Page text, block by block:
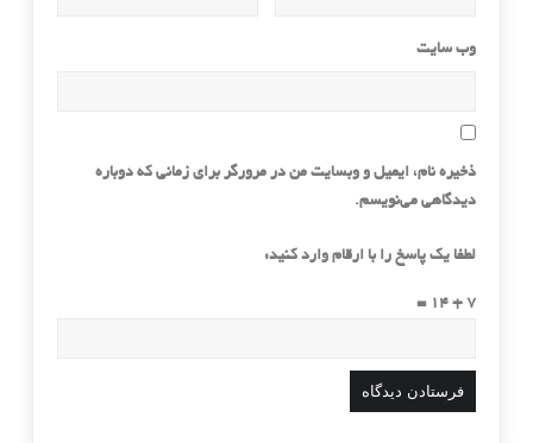
وب‌ سایت
ذخیره نام، ایمیل و وبسایت من در مرورگر برای زمانی که دوباره
دیدگاهی می‌نویسم.
لطفا یک پاسخ را با ارقام وارد کنید:
7 + 14 =